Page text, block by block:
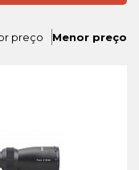
preço Menor preço